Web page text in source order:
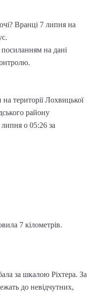
Вранці 7 липня на
на дані
території Лохвицької
району
липня о 05:26 за
7 кілометрів.
за шкалою Ріхтера. За
до невідчутних,